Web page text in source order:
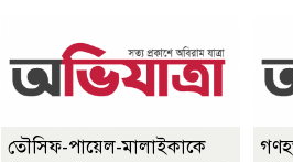
তৌসিফ-পায়েল-মালাইকাকে